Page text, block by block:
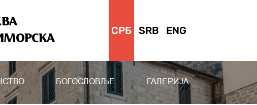
СРБ SRB ENG
БОГОСЛОВЉЕ ГАЛЕРИЈА